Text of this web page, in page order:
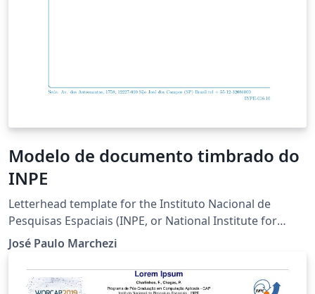
Modelo de documento timbrado do
INPE
Letterhead template for the Instituto Nacional de
Pesquisas Espaciais (INPE, or National Institute for
Space Research) in Brazil.
José Paulo Marchezi